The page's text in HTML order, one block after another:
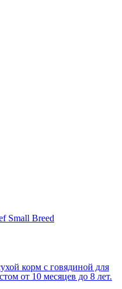
Small Breed
корм с говядиной для
от 10 месяцев до 8 лет.